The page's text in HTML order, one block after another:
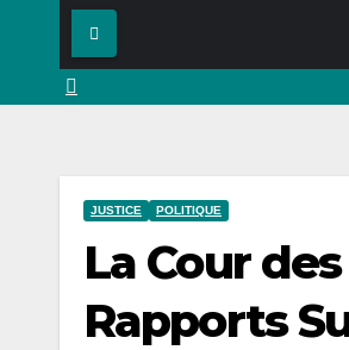
JUSTICE POLITIQUE
La Cour
Rapports